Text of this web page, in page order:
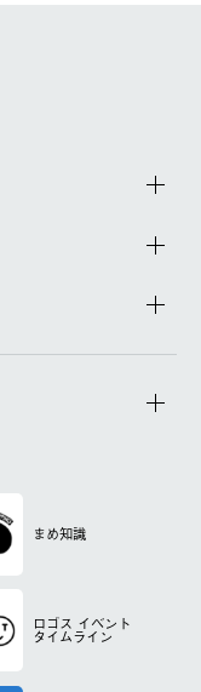
まめ知識
ロゴス イベント
タイムライン